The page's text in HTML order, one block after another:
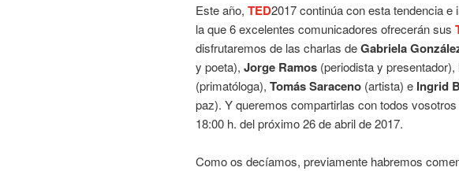
Este año, TED2017 continúa con esta tendencia
la que 6 excelentes comunicadores ofrecerán sus
disfrutaremos de las charlas deGabriela
y poeta), Jorge Ramos (periodista y presentador),
(primatóloga), Tomás Saraceno (artista) e Ingrid
paz). Y queremos compartirlas con todos
18:00 h. del próximo 26 de abril de 2017.
Como os decíamos, previamente habremos